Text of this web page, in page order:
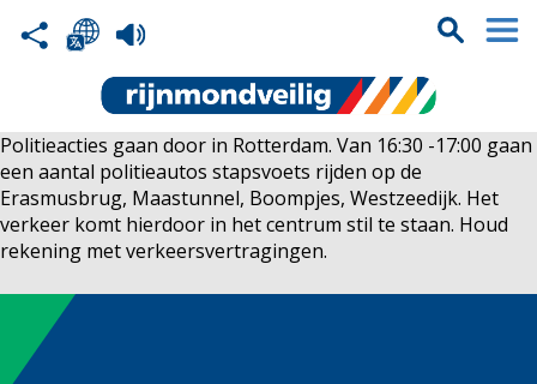
Politieacties gaan door in Rotterdam. Van 16:30 -17:00 gaan
een aantal politieautos stapsvoets rijden op de
Erasmusbrug, Maastunnel, Boompjes, Westzeedijk. Het
verkeer komt hierdoor in het centrum stil te staan. Houd
rekening met verkeersvertragingen.